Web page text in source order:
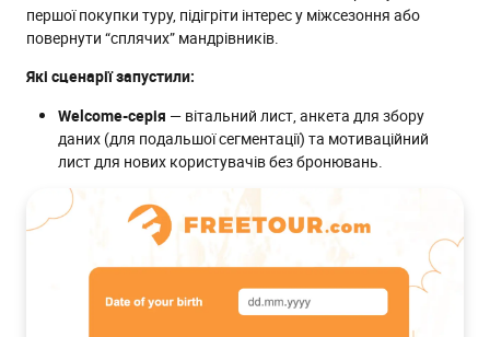
першої покупки туру, підігріти інтерес у міжсезоння або
повернути “сплячих” мандрівників.
Які сценарії запустили:
Welcome-серія — вітальний лист, анкета для збору
даних (для подальшої сегментації) та мотиваційний
лист для нових користувачів без бронювань.